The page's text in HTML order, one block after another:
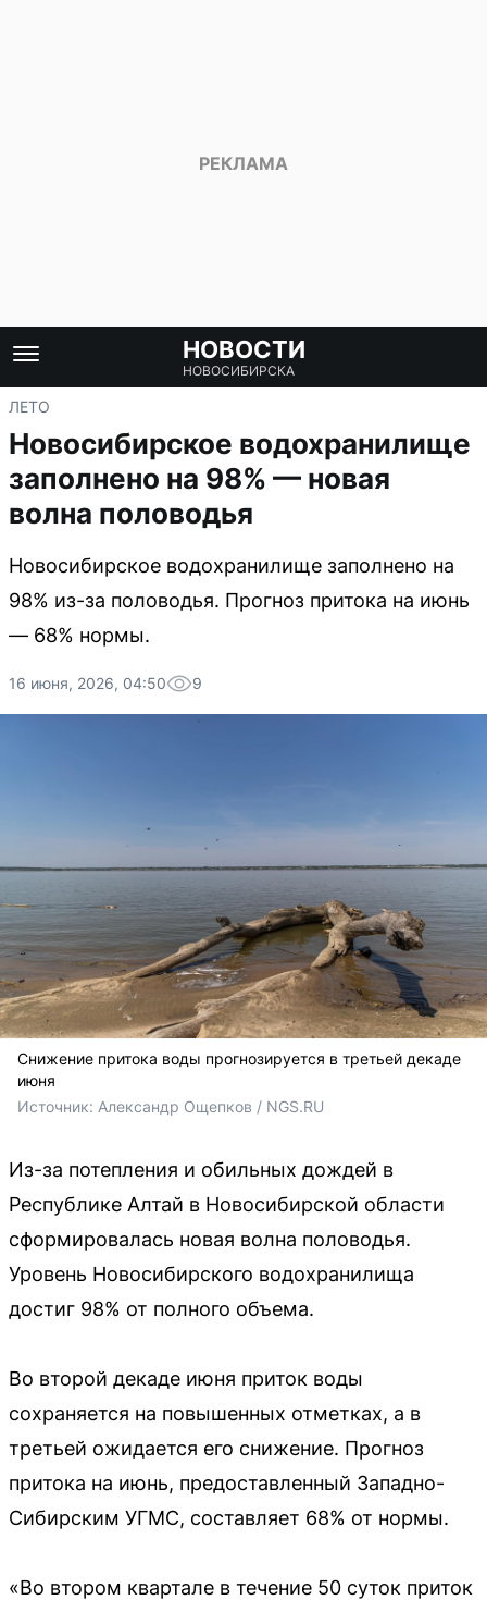
НОВОСТИ
НОВОСИБИРСКА
ЛЕТО
Новосибирское водохранилище
заполнено на 98% — новая
волна половодья
Новосибирское водохранилище заполнено на
98% из-за половодья. Прогноз притока на июнь
— 68% нормы.
16 июня, 2026, 04:50 9
Снижение притока воды прогнозируется в третьей декаде
июня
Источник: Александр Ощепков / NGS.RU
Из-за потепления и обильных дождей в
Республике Алтай в Новосибирской области
сформировалась новая волна половодья.
Уровень Новосибирского водохранилища
достиг 98% от полного объема.
Во второй декаде июня приток воды
сохраняется на повышенных отметках, а в
третьей ожидается его снижение. Прогноз
притока на июнь, предоставленный Западно-
Сибирским УГМС, составляет 68% от нормы.
«Во втором квартале в течение 50 суток приток